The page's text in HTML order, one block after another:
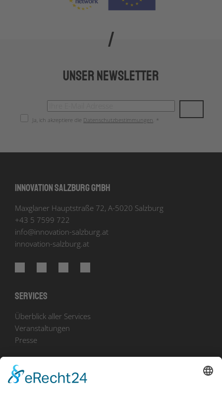
Unser Newsletter
Ja, ich akzeptiere die Datenschutzbestimmungen. *
Innovation Salzburg GmbH
Maxglaner Hauptstraße 72, A-5020 Salzburg
+43 5 7599 722
info@innovation-salzburg.at
innovation-salzburg.at
Services
Überblick aller Services
Veranstaltungen
Presse
Bekanntmachungen